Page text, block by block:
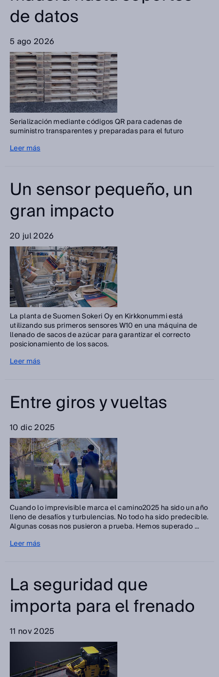
de datos
5 ago 2026
Serialización mediante códigos QR para cadenas de
suministro transparentes y preparadas para el futuro
Leer más
Un sensor pequeño, un
gran impacto
20 jul 2026
La planta de Suomen Sokeri Oy en Kirkkonummi está
utilizando sus primeros sensores W10 en una máquina de
llenado de sacos de azúcar para garantizar el correcto
posicionamiento de los sacos.
Leer más
Entre giros y vueltas
10 dic 2025
Cuando lo imprevisible marca el camino2025 ha sido un año
lleno de desafíos y turbulencias. No todo ha sido predecible.
Algunas cosas nos pusieron a prueba. Hemos superado ...
Leer más
La seguridad que
importa para el frenado
11 nov 2025